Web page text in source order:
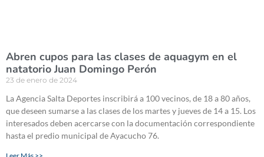
Abren cupos para las clases de aquagym en el
natatorio Juan Domingo Perón
23 de enero de 2024
La Agencia Salta Deportes inscribirá a 100 vecinos, de 18 a 80 años,
que deseen sumarse a las clases de los martes y jueves de 14 a 15. Los
interesados deben acercarse con la documentación correspondiente
hasta el predio municipal de Ayacucho 76.